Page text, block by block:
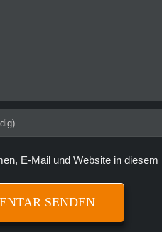
E-Mail und Website in